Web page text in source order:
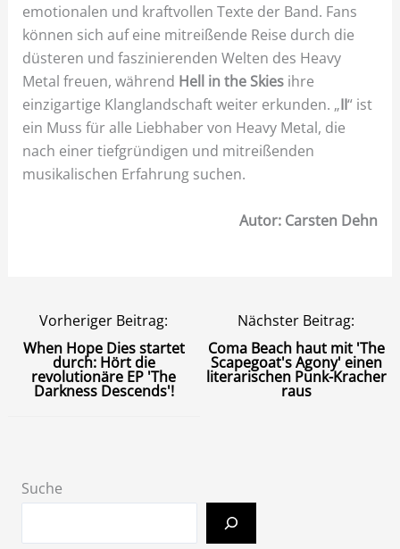
emotionalen und kraftvollen Texte der Band. Fans
können sich auf eine mitreißende Reise durch die
düsteren und faszinierenden Welten des Heavy
Metal freuen, während Hell in the Skiesihre
einzigartige Klanglandschaft weiter erkunden. „II“ ist
ein Muss für alle Liebhaber von Heavy Metal, die
nach einer tiefgründigen und mitreißenden
musikalischen Erfahrung suchen.
Autor: Carsten Dehn
Vorheriger Beitrag:
When Hope Dies startet
durch: Hört die
revolutionäre EP 'The
Darkness Descends'!
Nächster Beitrag:
Coma Beach haut mit 'The
Scapegoat's Agony' einen
literarischen Punk-Kracher
raus
Suche